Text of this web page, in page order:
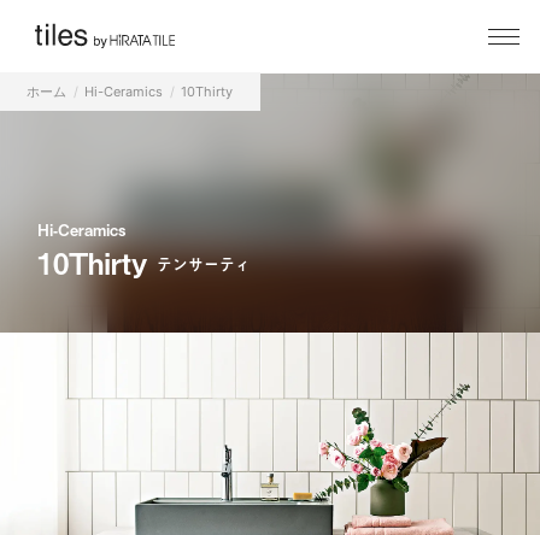
ホーム Hi-Ceramics 10Thirty
Hi-Ceramics
10Thirtyテンサーティ